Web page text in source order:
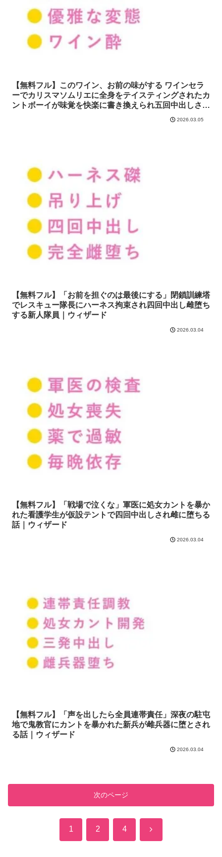
【無料フル】このワイン、お前の味がする ワインセラ
ーでカリスマソムリエに全身をテイスティングされたカ
ントボーイが味覚を快楽に書き換えられ五回中出しされ
2026.03.05
【無料フル】「お前を担ぐのは最後にする」閉鎖訓練塔
でレスキュー隊長にハーネス拘束され四回中出し雌堕ち
する新人隊員｜ウィザード
2026.03.04
【無料フル】「戦場で泣くな」軍医に処女カントを暴か
れた看護学生が仮設テントで四回中出しされ雌に堕ちる
話｜ウィザード
2026.03.04
【無料フル】「声を出したら全員連帯責任」深夜の駐屯
地で鬼教官にカントを暴かれた新兵が雌兵器に堕とされ
る話｜ウィザード
2026.03.04
次のページ
1 2 4 次